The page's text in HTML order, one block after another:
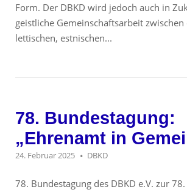
Form. Der DBKD wird jedoch auch in
geistliche Gemeinschaftsarbeit zwischen
lettischen, estnischen...
78. Bundestagung:
„Ehrenamt in
24. Februar 2025 DBKD
78. Bundestagung des DBKD e.V. zur